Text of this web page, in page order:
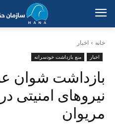
خانه اخبار
اخبار منع بازداشت خودسرانه
بازداشت شوان
نیروهای امنیتی
مریوان